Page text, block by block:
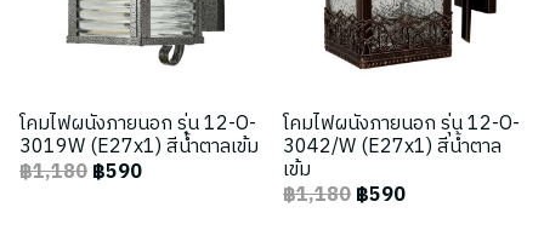
โคมไฟผนังภายนอก รุ่น 12-O-
3019W (E27x1) สีน้ำตาลเข้ม
฿1,180฿590
โคมไฟผนังภายนอก รุ่น 12-O-
3042/W (E27x1) สีน้ำตาล
เข้ม
฿1,180฿590